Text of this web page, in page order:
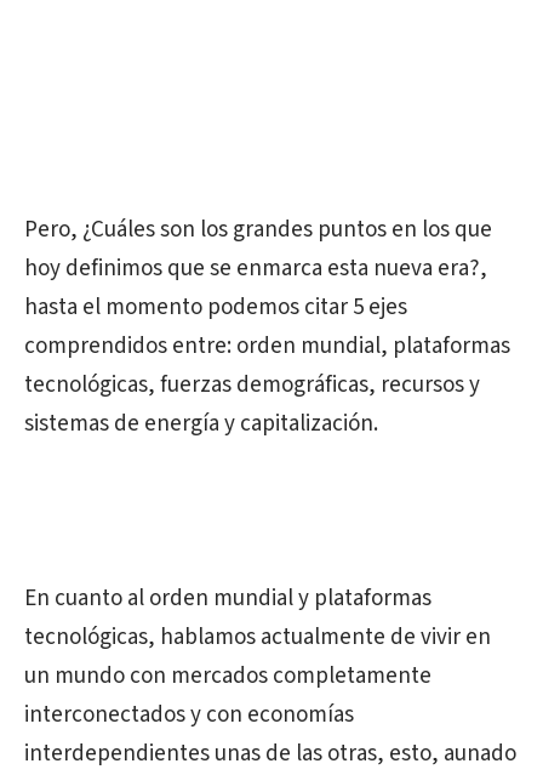
Pero, ¿Cuáles son los grandes puntos en los que
hoy definimos que se enmarca esta nueva era?,
hasta el momento podemos citar 5 ejes
comprendidos entre: orden mundial, plataformas
tecnológicas, fuerzas demográficas, recursos y
sistemas de energía y capitalización.
En cuanto al orden mundial y plataformas
tecnológicas, hablamos actualmente de vivir en
un mundo con mercados completamente
interconectados y con economías
interdependientes unas de las otras, esto, aunado